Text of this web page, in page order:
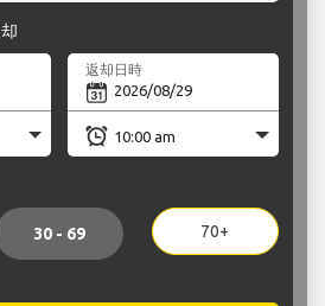
返却日時
30 - 69 70+